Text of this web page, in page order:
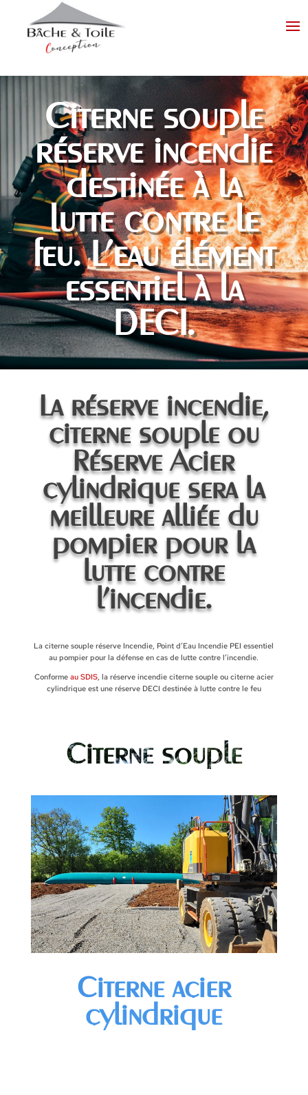
Citerne souple
réserve incendie
destinée à la
lutte contre le
feu. L’eau élément
essentiel à la
DECI.
La réserve incendie,
citerne souple ou
Réserve Acier
cylindrique sera la
meilleure alliée du
pompier pour la
lutte contre
l’incendie.
La citerne souple réserve Incendie, Point d’Eau Incendie PEI essentiel
au pompier pour la défense en cas de lutte contre l’incendie.
Conforme au SDIS, la réserve incendie citerne souple ou citerne acier
cylindrique est une réserve DECI destinée à lutte contre le feu
Citerne souple
Citerne acier
cylindrique